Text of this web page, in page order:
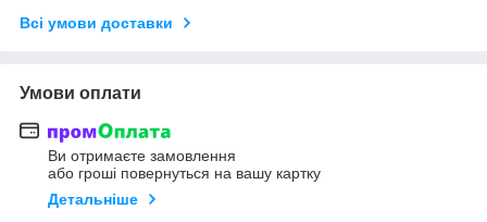
Всі умови доставки
Умови оплати
Ви отримаєте замовлення
або гроші повернуться на вашу картку
Детальніше